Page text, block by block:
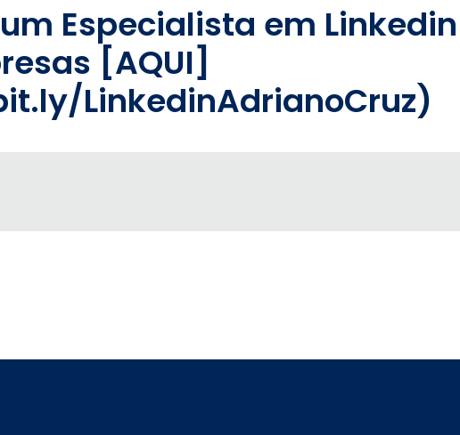
Especialista em Linkedin
[AQUI]
LinkedinAdrianoCruz)